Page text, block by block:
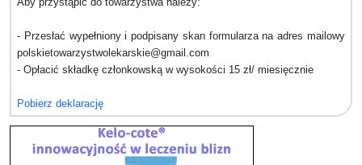
- Przesłać wypełniony i podpisany skan formularza na adres mailowy
polskietowarzystwolekarskie@gmail.com
- Opłacić składkę członkowską w wysokości 15 zł/ miesięcznie
Pobierz deklarację